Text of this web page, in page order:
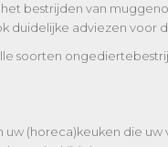
bestrijden van
duidelijke adviezen voor
soorten
(horeca)keuken die